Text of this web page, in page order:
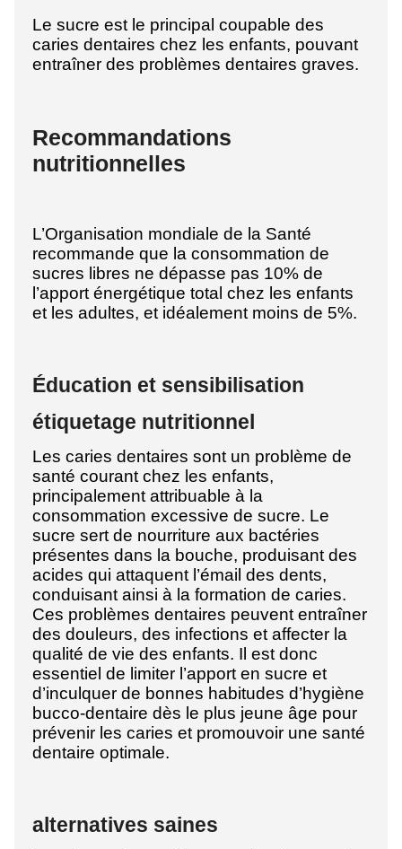
Le sucre est le principal coupable des
caries dentaires chez les enfants, pouvant
entraîner des problèmes dentaires graves.
Recommandations
nutritionnelles
L’Organisation mondiale de la Santé
recommande que la consommation de
sucres libres ne dépasse pas 10% de
l’apport énergétique total chez les enfants
et les adultes, et idéalement moins de 5%.
Éducation et sensibilisation
étiquetage nutritionnel
Les caries dentaires sont un problème de
santé courant chez les enfants,
principalement attribuable à la
consommation excessive de sucre. Le
sucre sert de nourriture aux bactéries
présentes dans la bouche, produisant des
acides qui attaquent l’émail des dents,
conduisant ainsi à la formation de caries.
Ces problèmes dentaires peuvent entraîner
des douleurs, des infections et affecter la
qualité de vie des enfants. Il est donc
essentiel de limiter l’apport en sucre et
d’inculquer de bonnes habitudes d’hygiène
bucco-dentaire dès le plus jeune âge pour
prévenir les caries et promouvoir une santé
dentaire optimale.
alternatives saines